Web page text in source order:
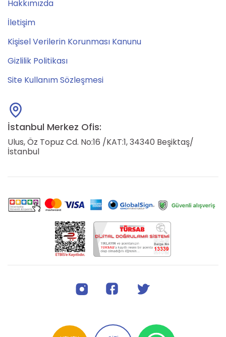
Hakkımızda
İletişim
Kişisel Verilerin Korunması Kanunu
Gizlilik Politikası
Site Kullanım Sözleşmesi
İstanbul Merkez Ofis:
Ulus, Öz Topuz Cd. No:16 /KAT:1, 34340 Beşiktaş/
İstanbul